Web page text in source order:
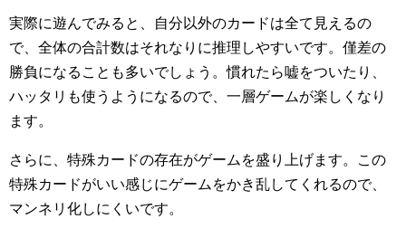
実際に遊んでみると、自分以外のカードは全て見えるの
で、全体の合計数はそれなりに推理しやすいです。僅差の
勝負になることも多いでしょう。慣れたら嘘をついたり、
ハッタリも使うようになるので、一層ゲームが楽しくなり
ます。
さらに、特殊カードの存在がゲームを盛り上げます。この
特殊カードがいい感じにゲームをかき乱してくれるので、
マンネリ化しにくいです。